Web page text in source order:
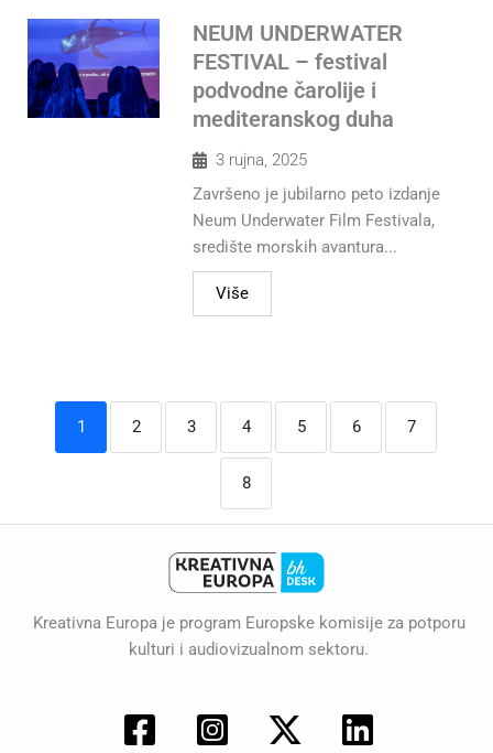
NEUM UNDERWATER
FESTIVAL – festival
podvodne čarolije i
mediteranskog duha
3 rujna, 2025
Završeno je jubilarno peto izdanje
Neum Underwater Film Festivala,
središte morskih avantura...
Više
1 2 3 4 5 6 7
8
Kreativna Europa je program Europske komisije za potporu
kulturi i audiovizualnom sektoru.